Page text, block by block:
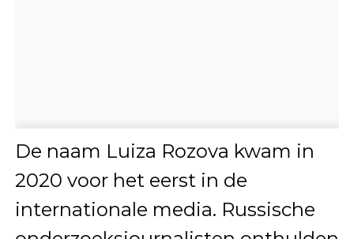
De naam Luiza Rozova kwam in
2020 voor het eerst in de
internationale media. Russische